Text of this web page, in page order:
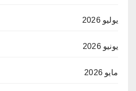
يوليو 2026
يونيو 2026
مايو 2026